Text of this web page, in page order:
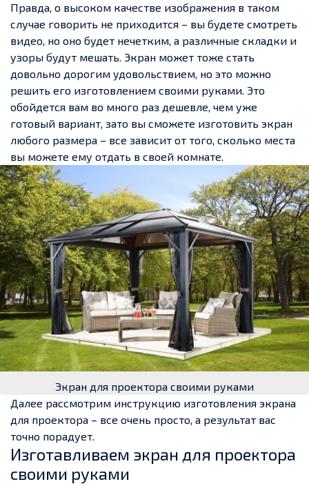
Правда, о высоком качестве изображения в таком
случае говорить не приходится – вы будете смотреть
видео, но оно будет нечетким, а различные складки и
узоры будут мешать. Экран может тоже стать
довольно дорогим удовольствием, но это можно
решить его изготовлением своими руками. Это
обойдется вам во много раз дешевле, чем уже
готовый вариант, зато вы сможете изготовить экран
любого размера – все зависит от того, сколько места
вы можете ему отдать в своей комнате.
Экран для проектора своими руками
Далее рассмотрим инструкцию изготовления экрана
для проектора – все очень просто, а результат вас
точно порадует.
Изготавливаем экран для проектора
своими руками